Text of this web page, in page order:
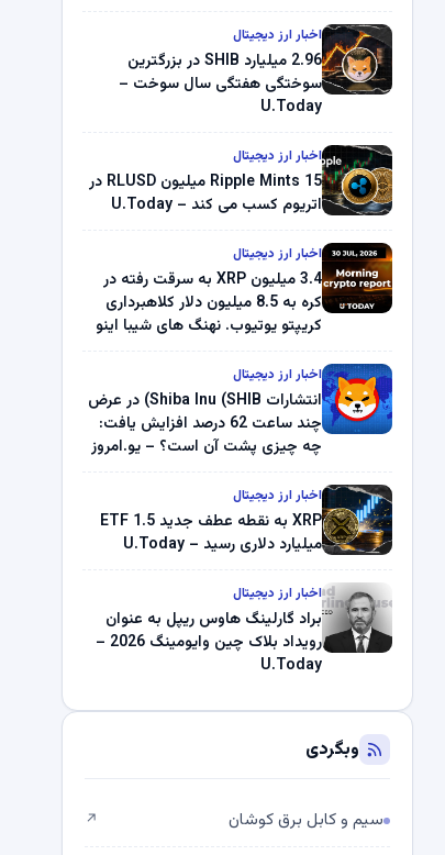
اخبار ارز دیجیتال
2.96 میلیارد SHIB در بزرگترین
سوختگی هفتگی سال سوخت –
U.Today
اخبار ارز دیجیتال
Ripple Mints 15 میلیون RLUSD در
اتریوم کسب می کند – U.Today
اخبار ارز دیجیتال
3.4 میلیون XRP به سرقت رفته در
کره به 8.5 میلیون دلار کلاهبرداری
کریپتو یوتیوب. نهنگ های شیبا اینو
میلیون دلار U-Turn در بیت کوین را
ثبت کرد – گزارش کریپتو صبح –
U.Today
اخبار ارز دیجیتال
انتشارات Shiba Inu (SHIB) در عرض
چند ساعت 62 درصد افزایش یافت:
چه چیزی پشت آن است؟ – یو.امروز
اخبار ارز دیجیتال
XRP به نقطه عطف جدید ETF 1.5
میلیارد دلاری رسید – U.Today
اخبار ارز دیجیتال
براد گارلینگ هاوس ریپل به عنوان
رویداد بلاک چین وایومینگ 2026 –
U.Today
وبگردی
سیم و کابل برق کوشان ↗